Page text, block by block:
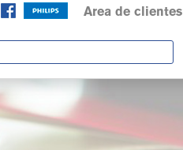
Area de clientes